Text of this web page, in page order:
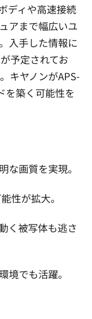
ディや高速接続
アまで幅広いユ
入手した情報に
予定されてお
キヤノンがAPS-
を築く可能性を
な画質を実現。
性が拡大。
く被写体も逃さ
境でも活躍。